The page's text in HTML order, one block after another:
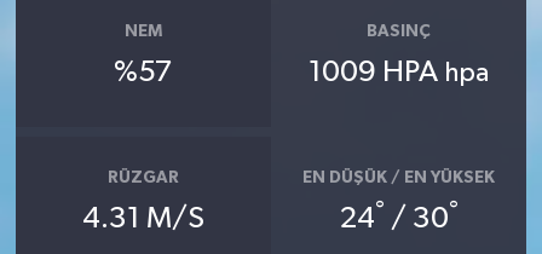
NEM
%57
BASINÇ
1009 HPA hpa
RÜZGAR
4.31 M/S
EN DÜŞÜK / EN YÜKSEK
24° / 30°